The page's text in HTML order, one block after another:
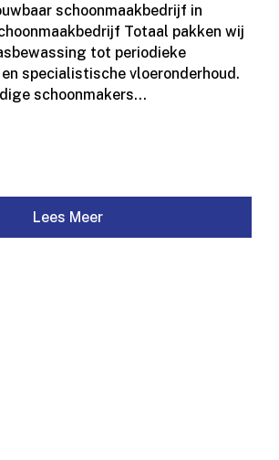
schoonmaakbedrijf in
Totaal pakken wij
tot periodieke
specialistische vloeronderhoud.
schoonmakers...
Lees Meer